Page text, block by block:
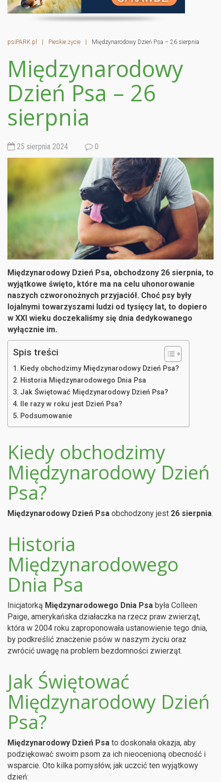
psiPARK.pl | Pieskie życie | Międzynarodowy Dzień Psa – 26 sierpnia
Międzynarodowy
Dzień Psa – 26
sierpnia
25 sierpnia 2024 0
Międzynarodowy Dzień Psa, obchodzony 26 sierpnia, to
wyjątkowe święto, które ma na celu uhonorowanie
naszych czworonożnych przyjaciół. Choć psy były
lojalnymi towarzyszami ludzi od tysięcy lat, to dopiero
w XXI wieku doczekaliśmy się dnia dedykowanego
wyłącznie im.
Spis treści
Kiedy obchodzimy Międzynarodowy Dzień Psa?
Historia Międzynarodowego Dnia Psa
Jak Świętować Międzynarodowy Dzień Psa?
Ile razy w roku jest Dzień Psa?
Podsumowanie
Kiedy obchodzimy
Międzynarodowy Dzień
Psa?
Międzynarodowy Dzień Psa obchodzony jest 26 sierpnia.
Historia
Międzynarodowego
Dnia Psa
Inicjatorką Międzynarodowego Dnia Psa była Colleen
Paige, amerykańska działaczka na rzecz praw zwierząt,
która w 2004 roku zaproponowała ustanowienie tego dnia,
by podkreślić znaczenie psów w naszym życiu oraz
zwrócić uwagę na problem bezdomności zwierząt.
Jak Świętować
Międzynarodowy Dzień
Psa?
Międzynarodowy Dzień Psa to doskonała okazja, aby
podziękować swoim psom za ich nieocenioną obecność i
wsparcie. Oto kilka pomysłów, jak uczcić ten wyjątkowy
dzień: